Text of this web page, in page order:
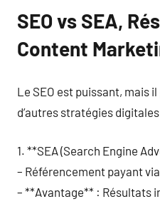
SEO vs SEA,
Content
Le SEO est puissant, mais
d’autres stratégies
1. **SEA (Search Engine
– Référencement payant
– **Avantage** : Résultats